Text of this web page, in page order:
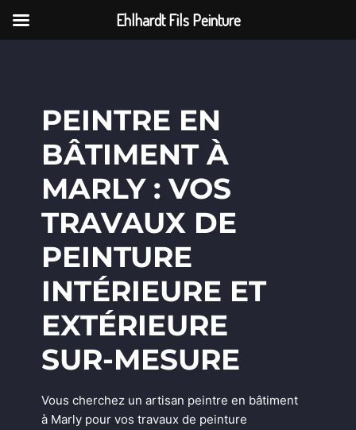
PEINTRE EN
BÂTIMENT À
MARLY : VOS
TRAVAUX DE
PEINTURE
INTÉRIEURE ET
EXTÉRIEURE
SUR-MESURE
Vous cherchez un artisan peintre en bâtiment
à Marly pour vos travaux de peinture
Ehlhardt Fils Peinture